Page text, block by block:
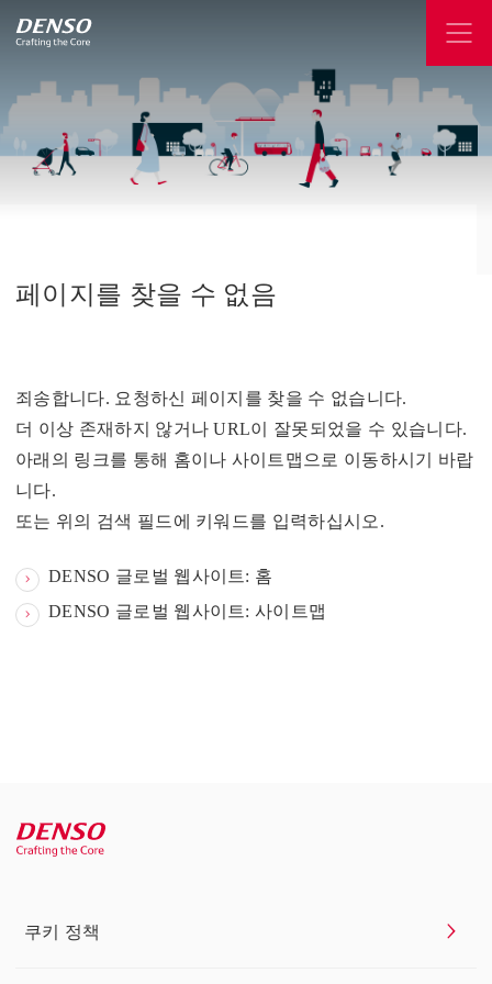
페이지를 찾을 수 없음
죄송합니다. 요청하신 페이지를 찾을 수 없습니다.
더 이상 존재하지 않거나 URL이 잘못되었을 수 있습니다.
아래의 링크를 통해 홈이나 사이트맵으로 이동하시기 바랍
니다.
또는 위의 검색 필드에 키워드를 입력하십시오.
DENSO 글로벌 웹사이트: 홈
DENSO 글로벌 웹사이트: 사이트맵
쿠키 정책